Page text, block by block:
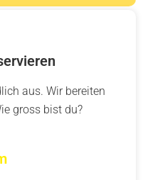
aus. Wir bereiten
gross bist du?